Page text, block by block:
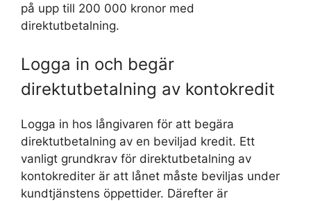
på upp till 200 000 kronor med
direktutbetalning.
Logga in och begär
direktutbetalning av kontokredit
Logga in hos långivaren för att begära
direktutbetalning av en beviljad kredit. Ett
vanligt grundkrav för direktutbetalning av
kontokrediter är att lånet måste beviljas under
kundtjänstens öppettider. Därefter är